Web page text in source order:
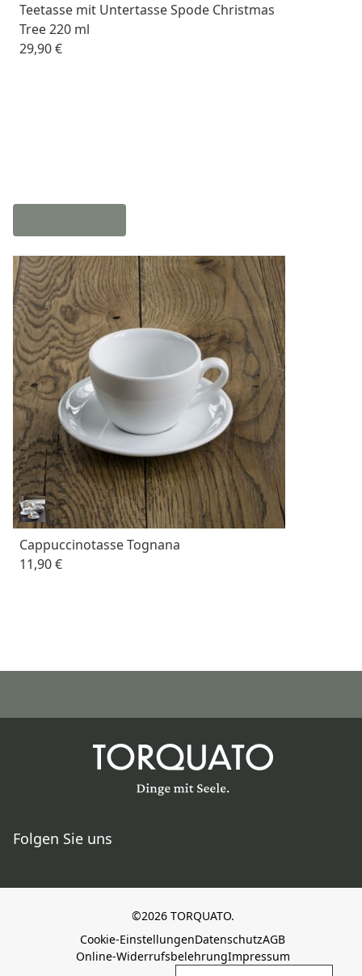
Teetasse mit Untertasse Spode Christmas
Tree 220 ml
29,90 €
Cappuccinotasse Tognana
11,90 €
Folgen Sie uns
©2026 TORQUATO.
Cookie-EinstellungenDatenschutzAGB
Online-WiderrufsbelehrungImpressum